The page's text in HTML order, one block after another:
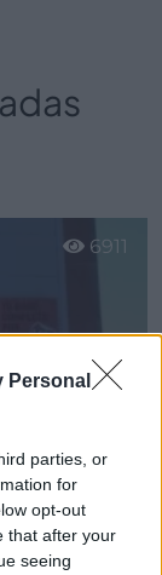
Personal
parties, or
for
opt-out
that after your
seeing
6911